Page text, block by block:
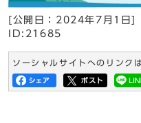
[公開日： 2024年7月1日
ID:21685
ソーシャルサイトへのリンク